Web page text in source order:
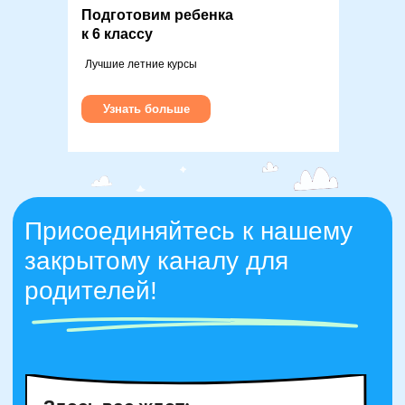
Лучшие летние курсы
Узнать больше
Подготовим ребенка
к 6 классу
Канал для родителей SKILLZANIA